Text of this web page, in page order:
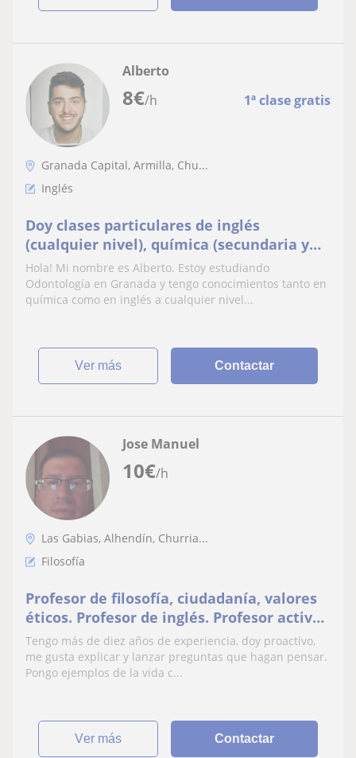
8€/h 1ª clase gratis
Alberto
Granada Capital, Armilla, Chu...
Inglés
Doy clases particulares de inglés
(cualquier nivel), química (secundaria y
bachiller) y repaso de cualquier materia
de primaria
Hola! Mi nombre es Alberto. Estoy estudiando
Odontología en Granada y tengo conocimientos tanto en
química como en inglés a cualquier nivel...
ver más Contactar
10€/h
Jose Manuel
Las Gabias, Alhendín, Churria...
Filosofía
Profesor de filosofía, ciudadanía, valores
éticos. Profesor de inglés. Profesor activo
e interactivo mi metodología es teórica y
práctica, llevo más de diez años dando
clases en institutos. Doy clases sobre todo
Tengo más de diez años de experiencia, doy proactivo,
me gusta explicar y lanzar preguntas que hagan pensar.
Pongo ejemplos de la vida c...
ver más Contactar